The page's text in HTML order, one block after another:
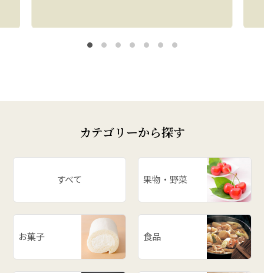
カテゴリーから探す
すべて 果物・野菜
お菓子 食品